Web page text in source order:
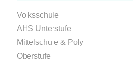
Volksschule
AHS Unterstufe
Mittelschule & Poly
Oberstufe